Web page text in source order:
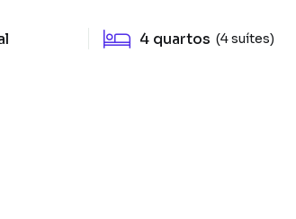
4 quartos (4 suítes)